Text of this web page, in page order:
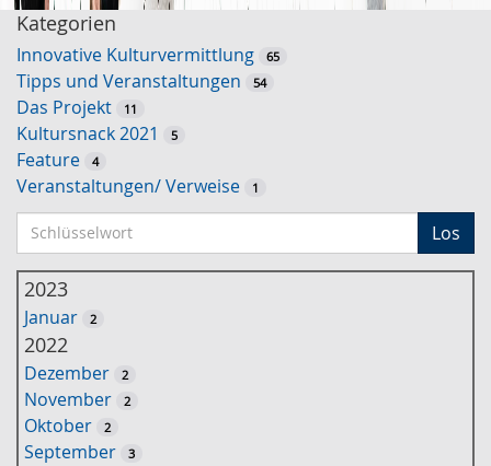
Kategorien
Innovative Kulturvermittlung 65
Tipps und Veranstaltungen 54
Das Projekt 11
Kultursnack 2021 5
Feature 4
Veranstaltungen/ Verweise 1
c
h
ü
w
Los
2023
Januar 2
2022
Dezember 2
November 2
Oktober 2
September 3